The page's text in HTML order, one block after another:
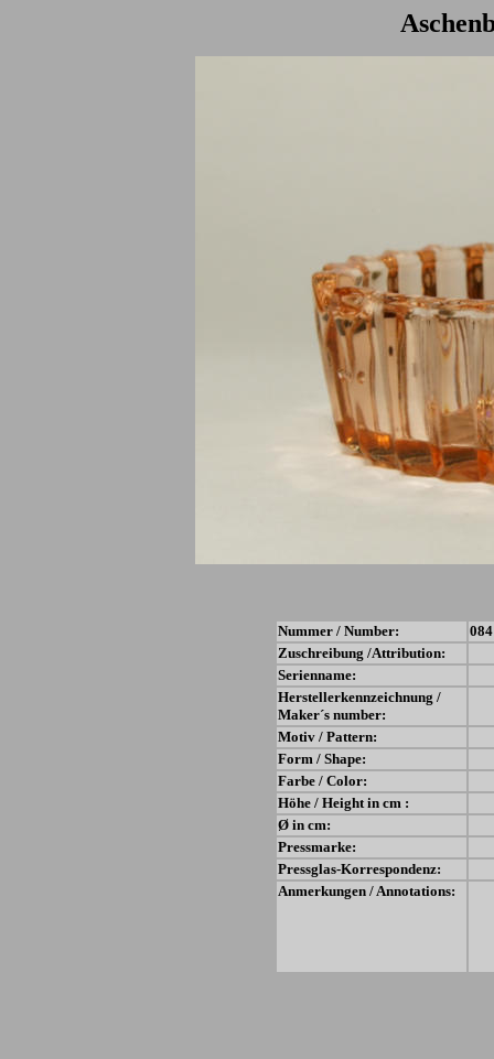
Nummer / Number:
Zuschreibung /Attribution:
Serienname:
Herstellerkennzeichnung /
Maker´s number:
Motiv / Pattern:
Form / Shape:
Farbe / Color:
Höhe / Height in cm :
Ø in cm:
Pressmarke:
Pressglas-Korrespondenz:
Anmerkungen / Annotations: